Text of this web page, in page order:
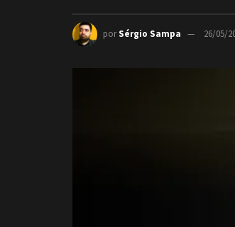
porSérgio Sampa 26/05/